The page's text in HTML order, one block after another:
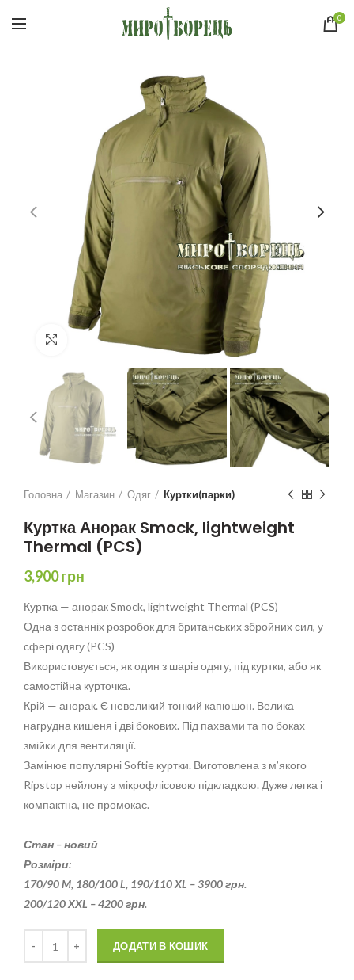
0
Click to enlarge
Головна Магазин Одяг Куртки(парки)
Куртка Анорак Smock, lightweight
Thermal (PCS)
3,900грн
Куртка — анорак Smock, lightweight Thermal (PCS)
Одна з останніх розробок для британських збройних сил, у
сфері одягу (PCS)
Використовується, як один з шарів одягу, під куртки, або як
самостійна курточка.
Крій — анорак. Є невеликий тонкий капюшон. Велика
нагрудна кишеня і дві бокових. Під пахвами та по боках —
змійки для вентиляції.
Замінює популярні Softie куртки. Виготовлена з м’якого
Ripstop нейлону з мікрофлісовою підкладкою. Дуже легка і
компактна, не промокає.
Стан – новий
Розміри:
170/90 M, 180/100 L, 190/110 XL – 3900 грн.
200/120 XXL – 4200 грн.
ДОДАТИ В КОШИК